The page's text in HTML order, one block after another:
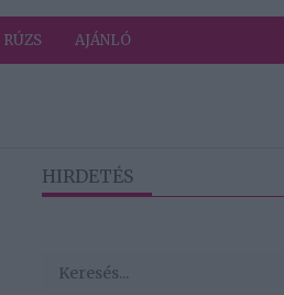
RÚZS AJÁNLÓ
HIRDETÉS